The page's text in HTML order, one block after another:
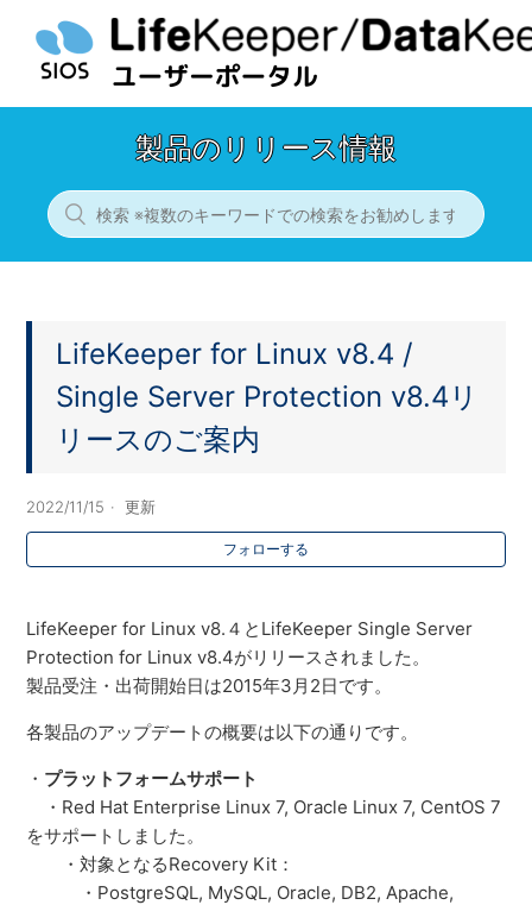
製品のリリース情報
LifeKeeper for Linux v8.4 /
Single Server Protection v8.4リ
リースのご案内
2022/11/15 更新
フォローする
LifeKeeper for Linux v8.４とLifeKeeper Single Server
Protection for Linux v8.4がリリースされました。
製品受注・出荷開始日は2015年3月2日です。
各製品のアップデートの概要は以下の通りです。
・ プラットフォームサポート
・Red Hat Enterprise Linux 7, Oracle Linux 7, CentOS 7
をサポートしました。
・対象となるRecovery Kit：
・ PostgreSQL, MySQL, Oracle, DB2, Apache,